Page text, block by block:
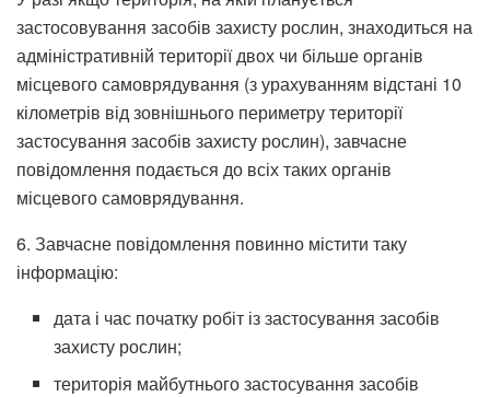
застосовування засобів захисту рослин, знаходиться на
адміністративній території двох чи більше органів
місцевого самоврядування (з урахуванням відстані 10
кілометрів від зовнішнього периметру території
застосування засобів захисту рослин), завчасне
повідомлення подається до всіх таких органів
місцевого самоврядування.
6. Завчасне повідомлення повинно містити таку
інформацію:
дата і час початку робіт із застосування засобів
захисту рослин;
територія майбутнього застосування засобів